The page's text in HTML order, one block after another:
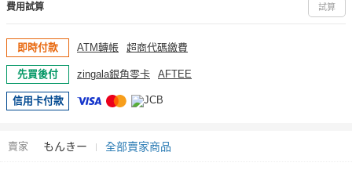
費用試算 試算
即時付款 ATM轉帳 超商代碼繳費
先買後付 zingala銀角零卡 AFTEE
信用卡付款
賣家 もんきー 全部賣家商品